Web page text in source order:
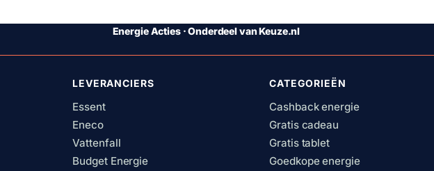
Energie Acties · Onderdeel van Keuze.nl
LEVERANCIERS
Essent
Eneco
Vattenfall
Budget Energie
CATEGORIEËN
Cashback energie
Gratis cadeau
Gratis tablet
Goedkope energie